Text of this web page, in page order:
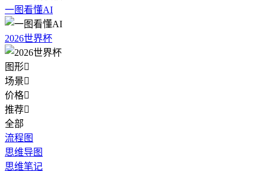
一图看懂AI
2026世界杯
图形
场景
价格
推荐
全部
流程图
思维导图
思维笔记